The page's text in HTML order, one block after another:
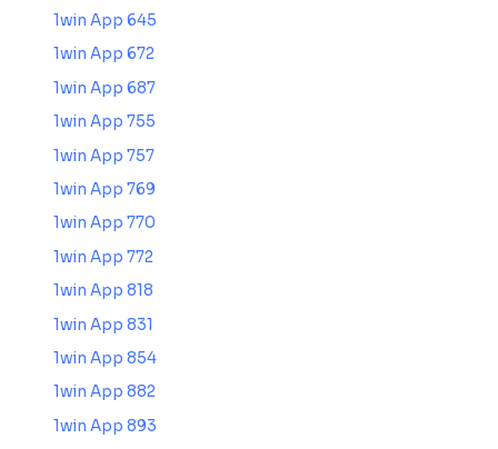
1win App 645
1win App 672
1win App 687
1win App 755
1win App 757
1win App 769
1win App 770
1win App 772
1win App 818
1win App 831
1win App 854
1win App 882
1win App 893